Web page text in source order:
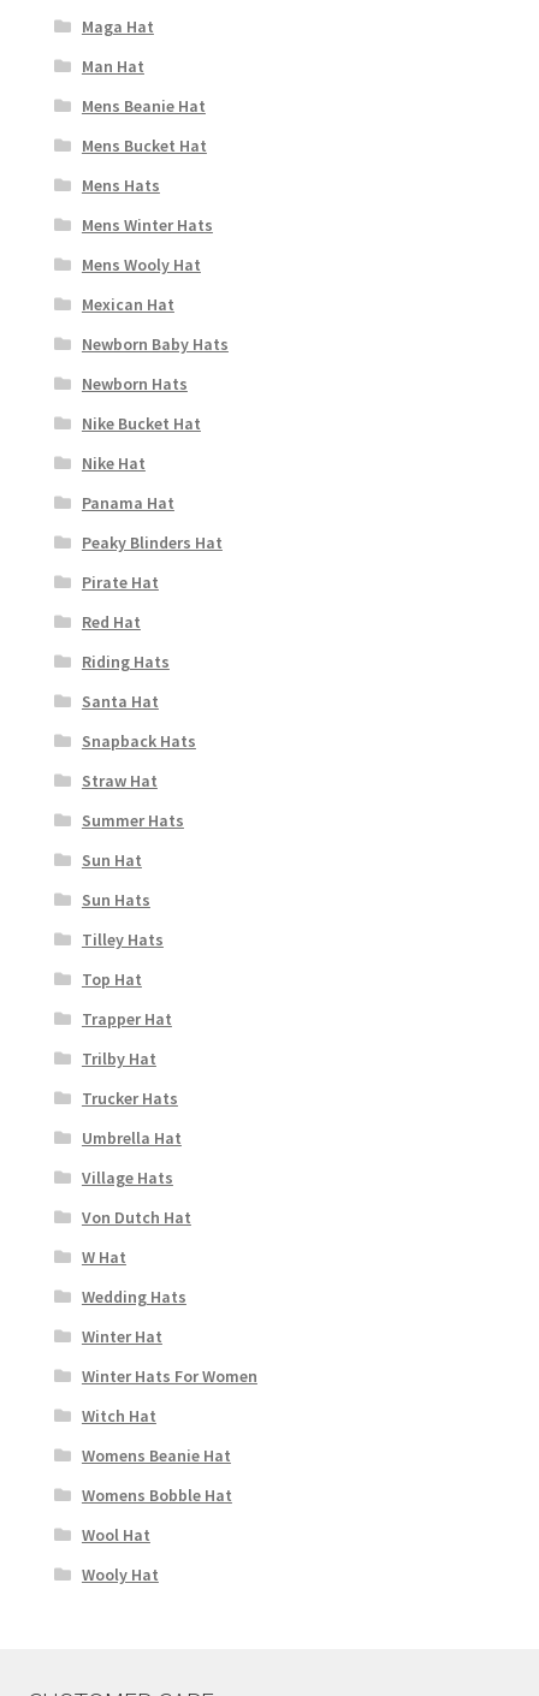
Maga Hat
Man Hat
Mens Beanie Hat
Mens Bucket Hat
Mens Hats
Mens Winter Hats
Mens Wooly Hat
Mexican Hat
Newborn Baby Hats
Newborn Hats
Nike Bucket Hat
Nike Hat
Panama Hat
Peaky Blinders Hat
Pirate Hat
Red Hat
Riding Hats
Santa Hat
Snapback Hats
Straw Hat
Summer Hats
Sun Hat
Sun Hats
Tilley Hats
Top Hat
Trapper Hat
Trilby Hat
Trucker Hats
Umbrella Hat
Village Hats
Von Dutch Hat
W Hat
Wedding Hats
Winter Hat
Winter Hats For Women
Witch Hat
Womens Beanie Hat
Womens Bobble Hat
Wool Hat
Wooly Hat